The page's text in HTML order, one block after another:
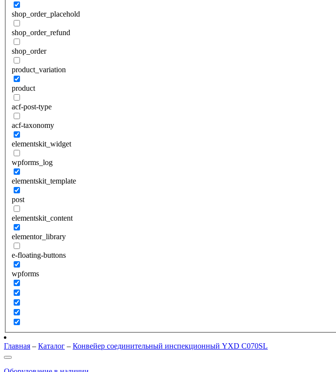
shop_order_placehold
shop_order_refund
shop_order
product_variation
product
acf-post-type
acf-taxonomy
elementskit_widget
wpforms_log
elementskit_template
post
elementskit_content
elementor_library
e-floating-buttons
wpforms
Главная – Каталог – Конвейер соединительный инспекционный YXD C070SL